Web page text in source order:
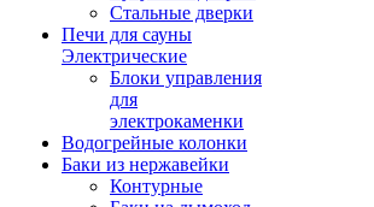
Стальные дверки
Печи для сауны
Электрические
Блоки управления
для
электрокаменки
Водогрейные колонки
Баки из нержавейки
Контурные